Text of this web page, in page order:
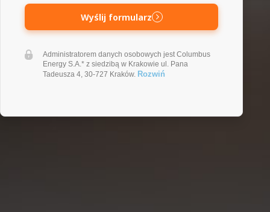
Wyślij formularz
Administratorem danych osobowych jest Columbus
Energy S.A.* z siedzibą w Krakowie ul. Pana
Tadeusza 4, 30-727 Kraków. Rozwiń